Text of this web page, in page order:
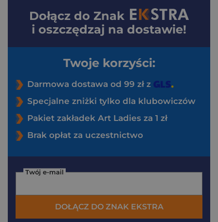
Dołącz do Znak
i oszczędzaj na dostawie!
Twoje korzyści:
Darmowa dostawa od 99 zł z
Specjalne zniżki tylko dla klubowiczów
Pakiet zakładek Art Ladies za 1 zł
Brak opłat za uczestnictwo
Twój e-mail
DOŁĄCZ DO ZNAK EKSTRA